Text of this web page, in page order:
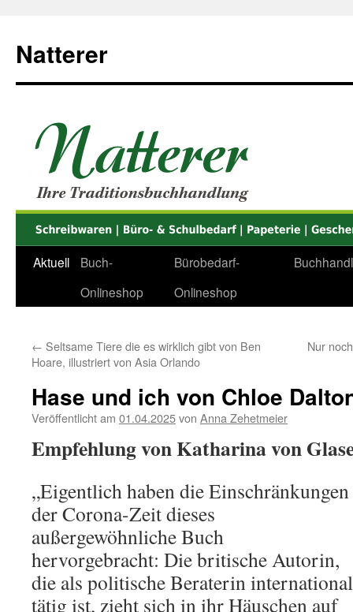
springen
Natterer
Aktuell
Buch-
Onlineshop
Bürobedarf-
Onlineshop
← Seltsame Tiere die es wirklich gibt von Ben
Hoare, illustriert von Asia Orlando
Nur
Hase und ich von Chloe
Veröffentlicht am 01.04.2025von Anna Zehetmeier
Empfehlung von Katharina von
„Eigentlich haben die Einschränkungen
der Corona-Zeit dieses
außergewöhnliche Buch
hervorgebracht: Die britische Autorin,
die als politische Beraterin international
tätig ist, zieht sich in ihr Häuschen auf